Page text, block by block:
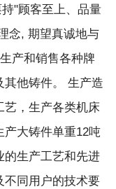
"顾客至上、品量
念, 期望真诚地与
产和销售各种牌
其他铸件。 生产造
艺，生产各类机床
大铸件单重12吨
的生产工艺和先进
不同用户的技术要